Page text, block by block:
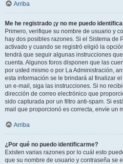
Arriba
Me he registrado ¡y no me puedo
Primero, verifique su nombre de usuario y
hay dos posibles razones. Si el Sistema de
activado y cuando se registró eligió la
tendrá que seguir algunas instrucciones
cuenta. Algunos foros disponen que las
por usted mismo o por La Administración,
esta información se le brindará al finalizar
un e-mail, siga las instrucciones. Si no
dirección de correo electrónico que
sido capturada por un filtro anti-spam. Si
mail que proporcionó es correcta, envíe un
Arriba
¿Por qué no puedo identificarme?
Existen varias razones por lo cuál esto
que su nombre de usuario y contraseña se